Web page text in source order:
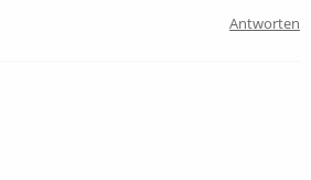
Antworten